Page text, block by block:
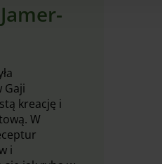
Gaji
kreację i
W
i